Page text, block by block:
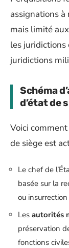
assignations à
mais limité
les juridictions
juridictions
Schéma
d’état de
Voici comment
de siège est
Le chef de
basée sur la
ou
Les autorités
préservation
fonctions